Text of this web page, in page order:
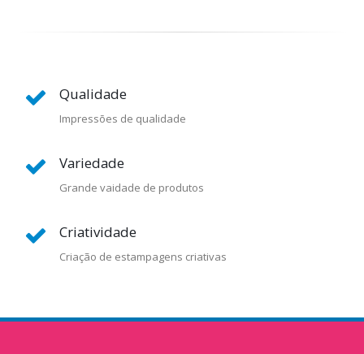
Qualidade
Impressões de qualidade
Variedade
Grande vaidade de produtos
Criatividade
Criação de estampagens criativas